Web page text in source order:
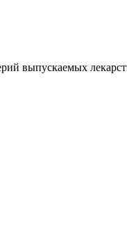
выпускаемых